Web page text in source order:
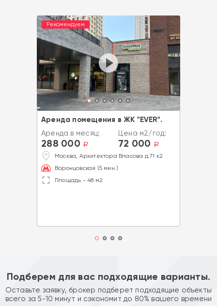
Рекомендуем
Аренда помещения в ЖК "EVER".
Аренда в месяц:
288 000 a
Цена м2/год:
72 000 a
Москва, Архитектора Власова д.71 к2
Воронцовская (5 мин.)
Площадь - 48 м2
Подберем для вас подходящие варианты.
Оставьте заявку, брокер подберет подходящие объекты
всего за 5-10 минут и сэкономит до 80% вашего времени